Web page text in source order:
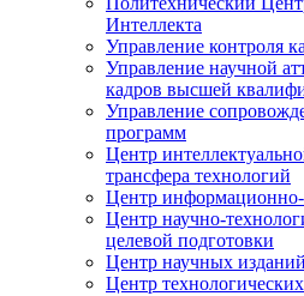
Интеллекта
Управление контроля
Управление научной
кадров высшей
Управление
программ
Центр
трансфера технологий
Центр
Центр научно-
целевой подготовки
Центр научных изданий
Центр